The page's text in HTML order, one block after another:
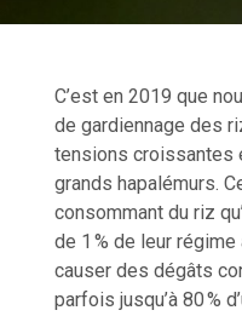
C’est en 2019 que
de gardiennage des
tensions croissantes
grands hapalémurs.
consommant du riz
de 1 % de leur
causer des dégâts
parfois jusqu’à 80 %